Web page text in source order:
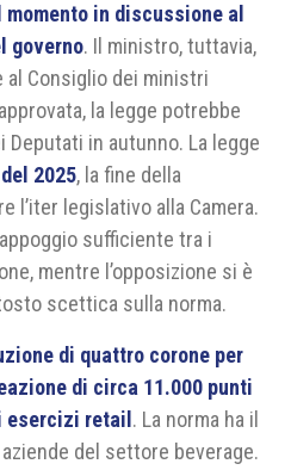
in discussione al
governo. Il ministro, tuttavia,
al Consiglio dei ministri
la legge potrebbe
Deputati in autunno. La legge
2025, la fine della
l’iter legislativo alla Camera.
sufficiente tra i
mentre l’opposizione si è
scettica sulla norma.
di quattro corone per
di circa 11.000 punti
retail . La norma ha il
del settore beverage.